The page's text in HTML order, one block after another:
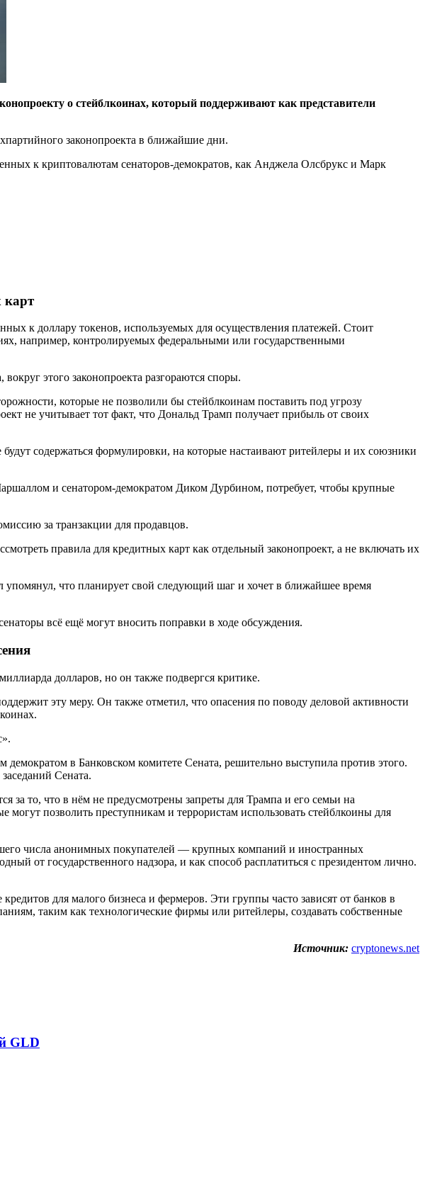
о стейблкоинах, который поддерживают как представители
законопроекта в ближайшие дни.
к криптовалютам сенаторов-демократов, как Анджела Олсбрукс и Марк
карт
к доллару токенов, используемых для осуществления платежей. Стоит
например, контролируемых федеральными или государственными
этого законопроекта разгораются споры.
которые не позволили бы стейблкоинам поставить под угрозу
не учитывает тот факт, что Дональд Трамп получает прибыль от своих
содержаться формулировки, на которые настаивают ритейлеры и их союзники
и сенатором-демократом Диком Дурбином, потребует, чтобы крупные
за транзакции для продавцов.
правила для кредитных карт как отдельный законопроект, а не включать их
что планирует свой следующий шаг и хочет в ближайшее время
всё ещё могут вносить поправки в ходе обсуждения.
долларов, но он также подвергся критике.
эту меру. Он также отметил, что опасения по поводу деловой активности
в Банковском комитете Сената, решительно выступила против этого.
Сената.
за то, что в нём не предусмотрены запреты для Трампа и его семьи на
позволить преступникам и террористам использовать стейблкоины для
числа анонимных покупателей — крупных компаний и иностранных
от государственного надзора, и как способ расплатиться с президентом лично.
для малого бизнеса и фермеров. Эти группы часто зависят от банков в
таким как технологические фирмы или ритейлеры, создавать собственные
Источник: cryptonews.net
GLD